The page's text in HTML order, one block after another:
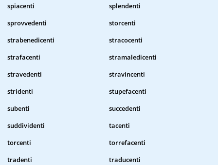
spiacenti
splendenti
sprovvedenti
storcenti
strabenedicenti
stracocenti
strafacenti
stramaledicenti
stravedenti
stravincenti
stridenti
stupefacenti
subenti
succedenti
suddividenti
tacenti
torcenti
torrefacenti
tradenti
traducenti